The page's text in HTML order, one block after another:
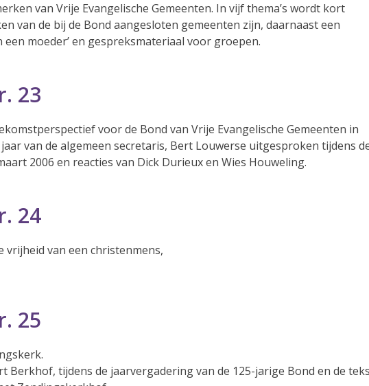
van Vrije Evangelische Gemeenten. In vijf thema’s wordt kort
van de bij de Bond aangesloten gemeenten zijn, daarnaast een
een moeder’ en gespreksmateriaal voor groepen.
23
voor de Bond van Vrije Evangelische Gemeenten in
van de algemeen secretaris, Bert Louwerse uitgesproken tijdens
2006 en reacties van Dick Durieux en Wies Houweling.
24
vrijheid van een christenmens,
25
Berkhof, tijdens de jaarvergadering van de 125-jarige Bond en de